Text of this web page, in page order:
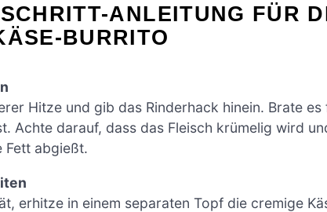
ANLEITUNG FÜR
BURRITO
Hitze und gib das Rinderhack hinein. Brate
Achte darauf, dass das Fleisch krümelig wird
Fett abgießt.
erhitze in einem separaten Topf die cremige